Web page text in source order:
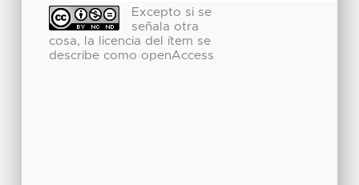
Excepto si se
señala otra
cosa, la licencia del ítem se
describe como openAccess